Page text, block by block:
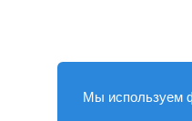
Мы используем